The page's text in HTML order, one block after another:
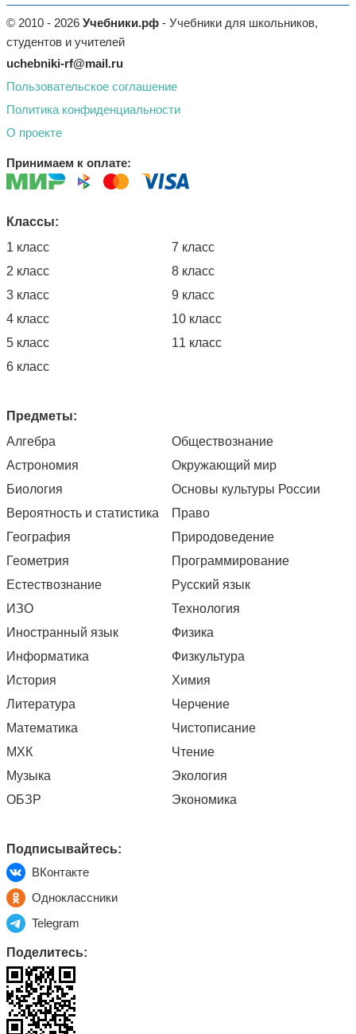
© 2010 - 2026 Учебники.рф - Учебники для школьников,
студентов и учителей
uchebniki-rf@mail.ru
Пользовательское соглашение
Политика конфиденциальности
О проекте
Принимаем к оплате:
Классы:
1 класс
2 класс
3 класс
4 класс
5 класс
6 класс
7 класс
8 класс
9 класс
10 класс
11 класс
Предметы:
Алгебра
Астрономия
Биология
Вероятность и статистика
География
Геометрия
Естествознание
ИЗО
Иностранный язык
Информатика
История
Литература
Математика
МХК
Музыка
ОБЗР
Обществознание
Окружающий мир
Основы культуры России
Право
Природоведение
Программирование
Русский язык
Технология
Физика
Физкультура
Химия
Черчение
Чистописание
Чтение
Экология
Экономика
Подписывайтесь:
ВКонтакте
Одноклассники
Telegram
Поделитесь: